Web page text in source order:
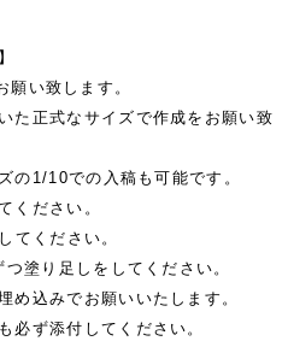
い致します。
た正式なサイズで作成をお願い致
1/10での入稿も可能です。
ください。
てください。
塗り足しをしてください。
め込みでお願いいたします。
ず添付してください。